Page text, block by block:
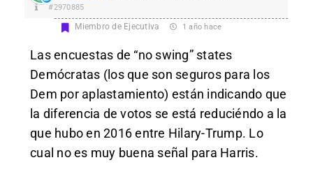
#2970885
Miembro de Ejecutiva 1 año hace
Las encuestas de “no swing” states
Demócratas (los que son seguros para los
Dem por aplastamiento) están indicando que
la diferencia de votos se está reduciéndo a la
que hubo en 2016 entre Hilary-Trump. Lo
cual no es muy buena señal para Harris.